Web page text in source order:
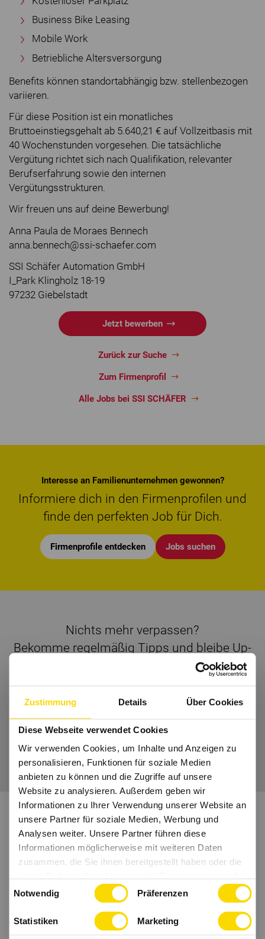
Zustimmung Details Über Cookies
Diese Webseite verwendet Cookies
Wir verwenden Cookies, um Inhalte und Anzeigen zu
personalisieren, Funktionen für soziale Medien
anbieten zu können und die Zugriffe auf unsere
Website zu analysieren. Außerdem geben wir
Informationen zu Ihrer Verwendung unserer Website an
unsere Partner für soziale Medien, Werbung und
Analysen weiter. Unsere Partner führen diese
Informationen möglicherweise mit weiteren Daten
zusammen, die Sie ihnen bereitgestellt haben oder die
haben.
Notwendig Präferenzen
Statistiken Marketing
Business Bike Leasing
Mobile Work
Betriebliche Altersversorgung
Benefits können standortabhängig bzw. stellenbezogen
variieren.
Für diese Position ist ein monatliches
Bruttoeinstiegsgehalt ab 5.640,21 € auf Vollzeitbasis mit
40 Wochenstunden vorgesehen. Die tatsächliche
Vergütung richtet sich nach Qualifikation, relevanter
Berufserfahrung sowie den internen
Vergütungsstrukturen.
Wir freuen uns auf deine Bewerbung!
Anna Paula de Moraes Bennech
anna.bennech@ssi-schaefer.com
SSI Schäfer Automation GmbH
I_Park Klingholz 18-19
97232 Giebelstadt
Jetzt bewerben
Zurück zur Suche
Zum Firmenprofil
Alle Jobs bei SSI SCHÄFER
Interesse an Familienunternehmen gewonnen?
Informiere dich in den Firmenprofilen und
finde den perfekten Job für Dich.
Firmenprofile entdecken Jobs suchen
Nichts mehr verpassen?
Bekomme regelmäßig Tipps und bleibe Up-
Wir freuen uns auf Dich.